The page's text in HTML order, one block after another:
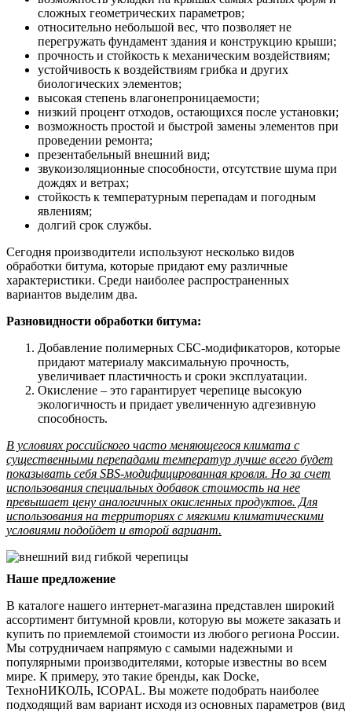
сложных геометрических параметров;
относительно небольшой вес, что позволяет не
перегружать фундамент здания и конструкцию крыши;
прочность и стойкость к механическим воздействиям;
устойчивость к воздействиям грибка и других
биологических элементов;
высокая степень влагонепроницаемости;
низкий процент отходов, остающихся после установки;
возможность простой и быстрой замены элементов при
проведении ремонта;
презентабельный внешний вид;
звукоизоляционные способности, отсутствие шума при
дождях и ветрах;
стойкость к температурным перепадам и погодным
явлениям;
долгий срок службы.
Сегодня производители используют несколько видов
обработки битума, которые придают ему различные
характеристики. Среди наиболее распространенных
вариантов выделим два.
Разновидности обработки битума:
Добавление полимерных СБС-модификаторов, которые
придают материалу максимальную прочность,
увеличивает пластичность и сроки эксплуатации.
Окисление – это гарантирует черепице высокую
экологичность и придает увеличенную адгезивную
способность.
В условиях российского часто меняющегося климата с
существенными перепадами температур лучше всего будет
показывать себя SBS-модифицированная кровля. Но за счет
использования специальных добавок стоимость на нее
превышает цену аналогичных окисленных продуктов. Для
использования на территориях с мягкими климатическими
условиями подойдет и второй вариант.
Наше предложение
В каталоге нашего интернет-магазина представлен широкий
ассортимент битумной кровли, которую вы можете заказать и
купить по приемлемой стоимости из любого региона России.
Мы сотрудничаем напрямую с самыми надежными и
популярными производителями, которые известны во всем
мире. К примеру, это такие бренды, как Docke,
ТехноНИКОЛЬ, ICOPAL. Вы можете подобрать наиболее
подходящий вам вариант исходя из основных параметров (вид